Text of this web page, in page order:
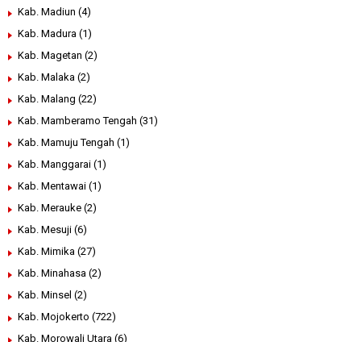
Kab. Madiun (4)
Kab. Madura (1)
Kab. Magetan (2)
Kab. Malaka (2)
Kab. Malang (22)
Kab. Mamberamo Tengah (31)
Kab. Mamuju Tengah (1)
Kab. Manggarai (1)
Kab. Mentawai (1)
Kab. Merauke (2)
Kab. Mesuji (6)
Kab. Mimika (27)
Kab. Minahasa (2)
Kab. Minsel (2)
Kab. Mojokerto (722)
Kab. Morowali Utara (6)